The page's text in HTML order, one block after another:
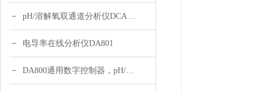
pH/溶解氧双通道分析仪DCA120
电导率在线分析仪DA801
DA800通用数字控制器，pH/DO/ORP多参数